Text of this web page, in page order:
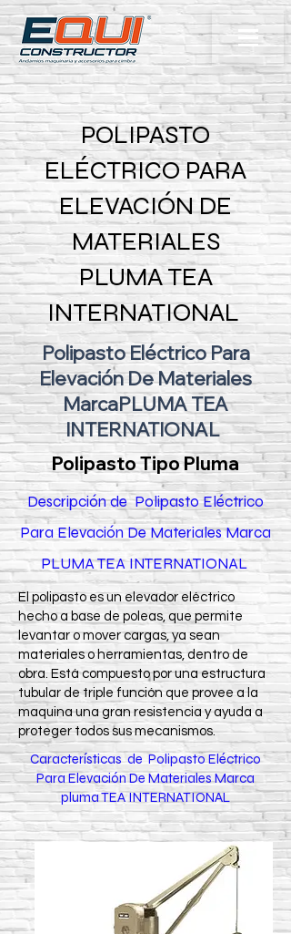
POLIPASTO
ELÉCTRICO PARA
ELEVACIÓN DE
MATERIALES
PLUMA TEA
INTERNATIONAL
Polipasto Eléctrico Para
Elevación De Materiales
MarcaPLUMA TEA
INTERNATIONAL
Polipasto Tipo Pluma
Descripción de Polipasto Eléctrico
Para Elevación De Materiales Marca
PLUMA TEA INTERNATIONAL
El polipasto es un elevador eléctrico
hecho a base de poleas, que permite
levantar o mover cargas, ya sean
materiales o herramientas, dentro de
obra. Está compuesto por una estructura
tubular de triple función que provee a la
maquina una gran resistencia y ayuda a
proteger todos sus mecanismos.
Características de Polipasto Eléctrico
Para Elevación De Materiales Marca
pluma TEA INTERNATIONAL